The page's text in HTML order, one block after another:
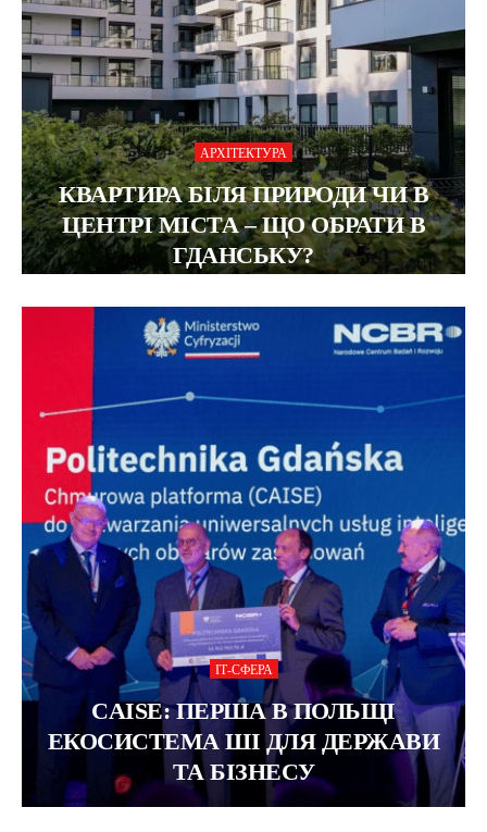
АРХІТЕКТУРА
КВАРТИРА БІЛЯ ПРИРОДИ ЧИ В
ЦЕНТРІ МІСТА – ЩО ОБРАТИ В
ГДАНСЬКУ?
ІТ-СФЕРА
CAISE: ПЕРША В ПОЛЬЩІ
ЕКОСИСТЕМА ШІ ДЛЯ ДЕРЖАВИ
ТА БІЗНЕСУ